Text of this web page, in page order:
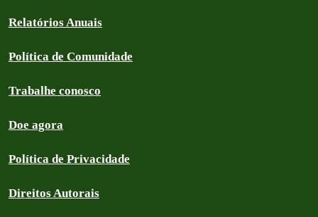
Relatórios Anuais
Política de Comunidade
Trabalhe conosco
Doe agora
Política de Privacidade
Direitos Autorais